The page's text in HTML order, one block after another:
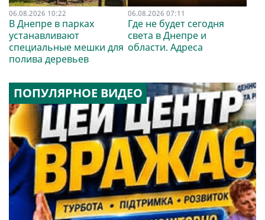
06.08.2026 10:22
В Днепре в парках
устанавливают
специальные мешки для
полива деревьев
06.08.2026 07:11
Где не будет сегодня
света в Днепре и
области. Адреса
ПОПУЛЯРНОЕ ВИДЕО